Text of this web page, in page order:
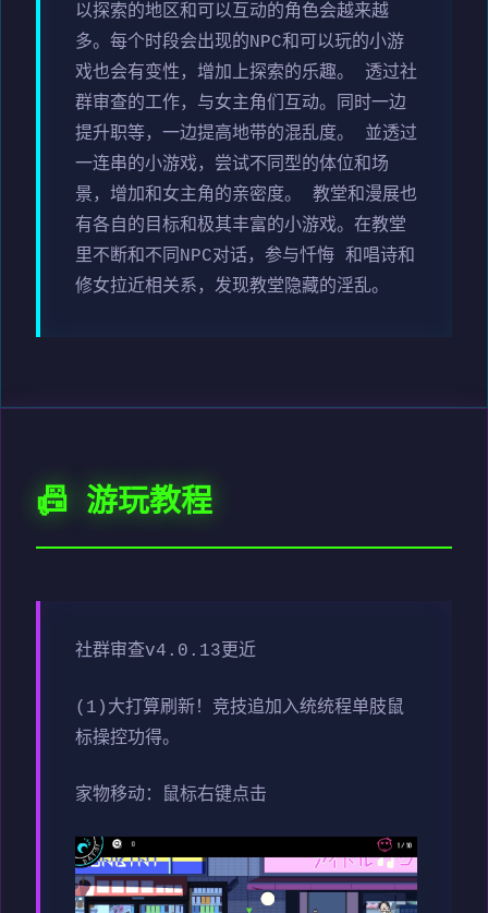
以探索的地区和可以互动的角色会越来越
多。每个时段会出现的NPC和可以玩的小游
戏也会有变性，增加上探索的乐趣。 透过社
群审查的工作，与女主角们互动。同时一边
提升职等，一边提高地带的混乱度。 並透过
一连串的小游戏，尝试不同型的体位和场
景，增加和女主角的亲密度。 教堂和漫展也
有各自的目标和极其丰富的小游戏。在教堂
里不断和不同NPC对话，参与忏悔 和唱诗和
修女拉近相关系，发现教堂隐藏的淫乱。
📠 游玩教程
社群审查v4.0.13更近
(1)大打算刷新！竞技追加入统统程单肢鼠
标操控功得。
家物移动：鼠标右键点击